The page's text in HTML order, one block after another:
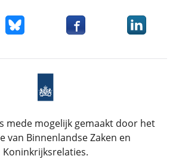
X
Deel dit item op Bluesky
Deel dit item opDeel dit
mede mogelijk gemaakt door het
van Binnenlandse Zaken en
Koninkrijksrelaties.